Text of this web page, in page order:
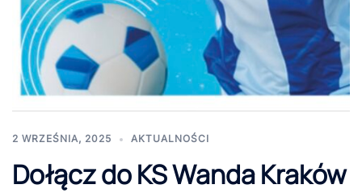
2 WRZEŚNIA, 2025 AKTUALNOŚCI
Dołącz do KS Wanda Kraków